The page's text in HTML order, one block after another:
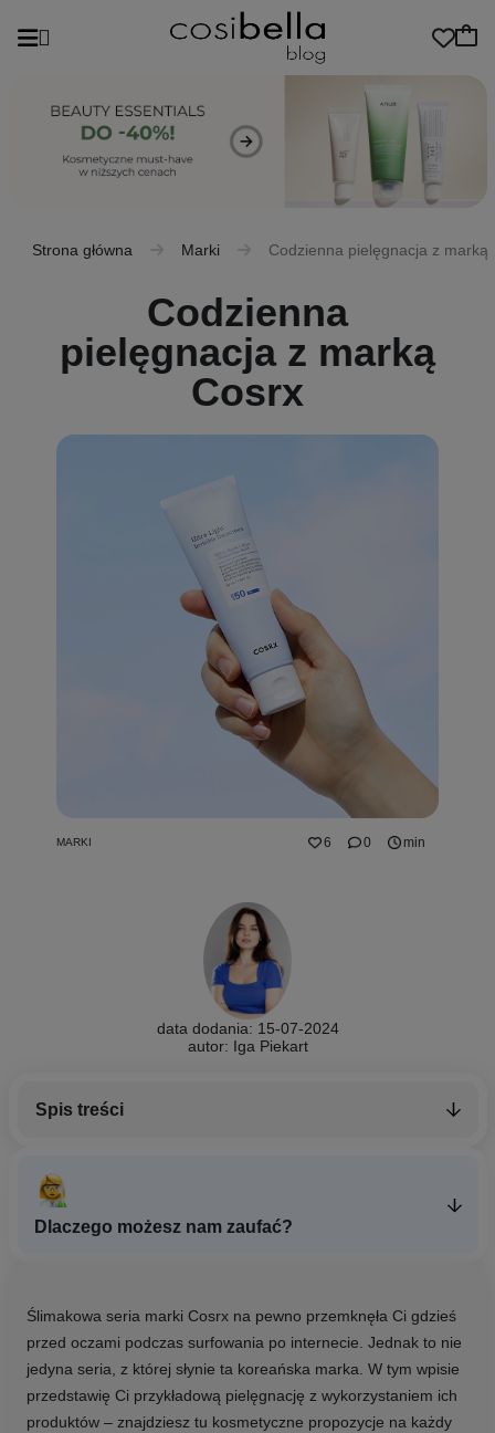
Strona główna Marki Codzienna pielęgnacja z marką
Codzienna
pielęgnacja z marką
Cosrx
MARKI 6 0 min
data dodania: 15-07-2024
autor: Iga Piekart
Spis treści
Ślimakowa seria marki Cosrx na pewno przemknęła Ci gdzieś
przed oczami podczas surfowania po internecie. Jednak to nie
jedyna seria, z której słynie ta koreańska marka. W tym wpisie
przedstawię Ci przykładową pielęgnację z wykorzystaniem ich
produktów – znajdziesz tu kosmetyczne propozycje na każdy
Dlaczego możesz nam zaufać?